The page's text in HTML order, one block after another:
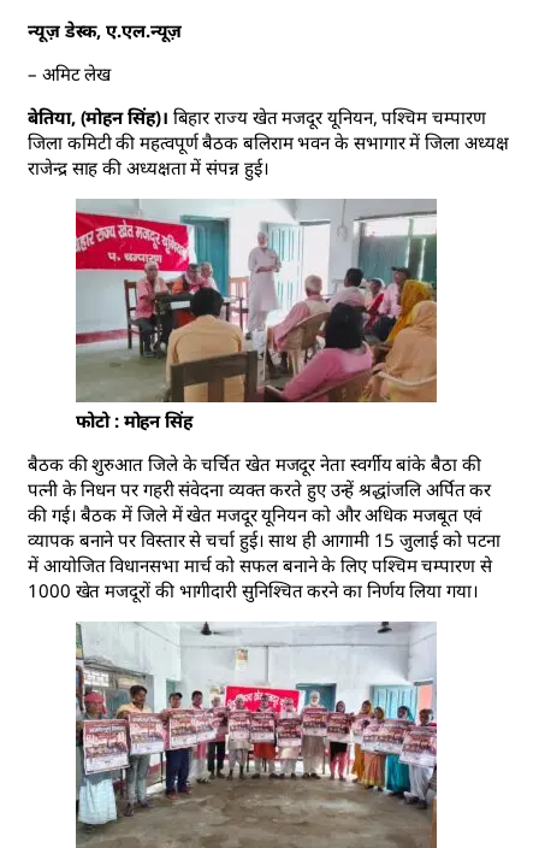
न्यूज़ डेस्क, ए.एल.न्यूज़
– अमिट लेख
बेतिया, (मोहन सिंह)। बिहार राज्य खेत मजदूर यूनियन, पश्चिम चम्पारण
जिला कमिटी की महत्वपूर्ण बैठक बलिराम भवन के सभागार में जिला अध्यक्ष
राजेन्द्र साह की अध्यक्षता में संपन्न हुई।
फोटो : मोहन सिंह
बैठक की शुरुआत जिले के चर्चित खेत मजदूर नेता स्वर्गीय बांके बैठा की
पत्नी के निधन पर गहरी संवेदना व्यक्त करते हुए उन्हें श्रद्धांजलि अर्पित कर
की गई। बैठक में जिले में खेत मजदूर यूनियन को और अधिक मजबूत एवं
व्यापक बनाने पर विस्तार से चर्चा हुई। साथ ही आगामी 15 जुलाई को पटना
में आयोजित विधानसभा मार्च को सफल बनाने के लिए पश्चिम चम्पारण से
1000 खेत मजदूरों की भागीदारी सुनिश्चित करने का निर्णय लिया गया।